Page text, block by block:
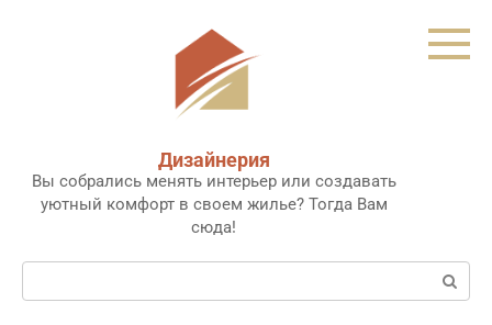
Дизайнерия
Вы собрались менять интерьер или создавать
уютный комфорт в своем жилье? Тогда Вам
сюда!
Поиск: